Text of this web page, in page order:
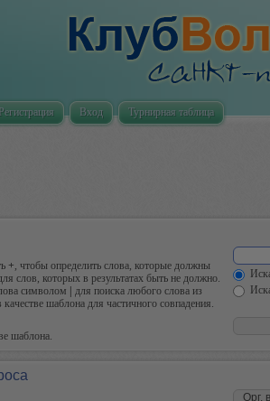
Регистрация Вход Турнирная таблица
+, чтобы определить слова, которые должны
слов, которых в результатах быть не должно.
символом
для поиска любого слова из
качестве шаблона для частичного совпадения.
шаблона.